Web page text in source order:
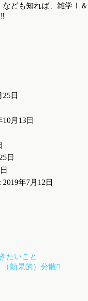
ども知れば、雑学Ⅰ＆
25日
月13日
日
: 2019年7月12日
たいこと
（効果的）分散